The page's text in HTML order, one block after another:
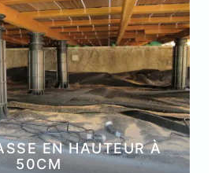
EN HAUTEUR À
50CM